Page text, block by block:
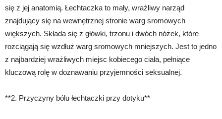
się z jej anatomią. Łechtaczka to mały, wrażliwy narząd
znajdujący się na wewnętrznej stronie warg sromowych
większych. Składa się z główki, trzonu i dwóch nóżek, które
rozciągają się wzdłuż warg sromowych mniejszych. Jest to jedno
z najbardziej wrażliwych miejsc kobiecego ciała, pełniące
kluczową rolę w doznawaniu przyjemności seksualnej.
**2. Przyczyny bólu łechtaczki przy dotyku**